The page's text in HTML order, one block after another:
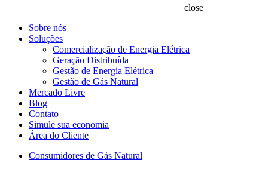
close
Sobre nós
Soluções
Comercialização de Energia Elétrica
Geração Distribuída
Gestão de Energia Elétrica
Gestão de Gás Natural
Mercado Livre
Blog
Contato
Simule sua economia
Área do Cliente
Consumidores de Gás Natural